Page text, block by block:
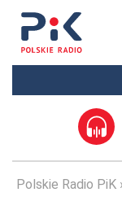
Polskie Radio PiK